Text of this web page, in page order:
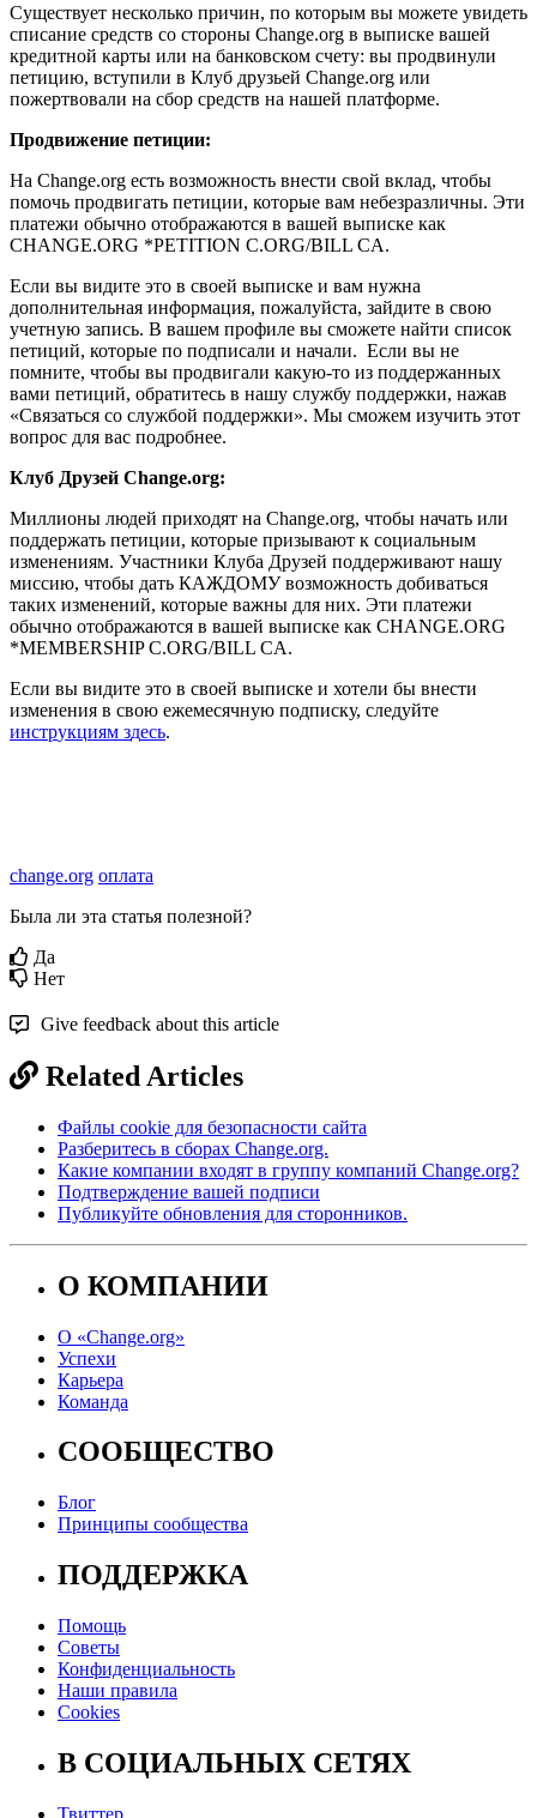
Существует несколько причин, по которым вы можете увидеть
списание средств со стороны Change.org в выписке вашей
кредитной карты или на банковском счету: вы продвинули
петицию, вступили в Клуб друзьей Change.org или
пожертвовали на сбор средств на нашей платформе.
Продвижение петиции:
На Change.org есть возможность внести свой вклад, чтобы
помочь продвигать петиции, которые вам небезразличны. Эти
платежи обычно отображаются в вашей выписке как
CHANGE.ORG *PETITION C.ORG/BILL CA.
Если вы видите это в своей выписке и вам нужна
дополнительная информация, пожалуйста, зайдите в свою
учетную запись. В вашем профиле вы сможете найти список
петиций, которые по подписали и начали. Если вы не
помните, чтобы вы продвигали какую-то из поддержанных
вами петиций, обратитесь в нашу службу поддержки, нажав
«Связаться со службой поддержки». Мы сможем изучить этот
вопрос для вас подробнее.
Клуб Друзей Change.org:
Миллионы людей приходят на Change.org, чтобы начать или
поддержать петиции, которые призывают к социальным
изменениям. Участники Клуба Друзей поддерживают нашу
миссию, чтобы дать КАЖДОМУ возможность добиваться
таких изменений, которые важны для них. Эти платежи
обычно отображаются в вашей выписке как CHANGE.ORG
*MEMBERSHIP C.ORG/BILL CA.
Если вы видите это в своей выписке и хотели бы внести
изменения в свою ежемесячную подписку, следуйте
инструкциям здесь.
change.org оплата
Была ли эта статья полезной?
Да
Нет
Give feedback about this article
Related Articles
Файлы cookie для безопасности сайта
Разберитесь в сборах Change.org.
Какие компании входят в группу компаний Change.org?
Подтверждение вашей подписи
Публикуйте обновления для сторонников.
О КОМПАНИИ
О «Change.org»
Успехи
Карьера
Команда
СООБЩЕСТВО
Блог
Принципы сообщества
ПОДДЕРЖКА
Помощь
Советы
Конфиденциальность
Наши правила
Cookies
В СОЦИАЛЬНЫХ СЕТЯХ
Твиттер